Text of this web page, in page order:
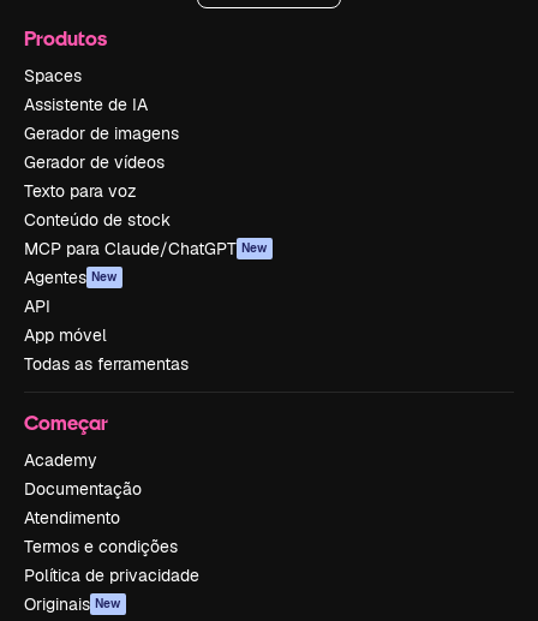
Produtos
Spaces
Assistente de IA
Gerador de imagens
Gerador de vídeos
Texto para voz
Conteúdo de stock
MCP para Claude/ChatGPT New
Agentes New
API
App móvel
Todas as ferramentas
Começar
Academy
Documentação
Atendimento
Termos e condições
Política de privacidade
Originais New